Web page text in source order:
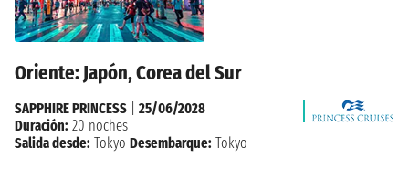
Oriente: Japón, Corea del Sur
SAPPHIRE PRINCESS
25/06/2028
Duración: 20 noches
Salida desde: Tokyo Desembarque: Tokyo